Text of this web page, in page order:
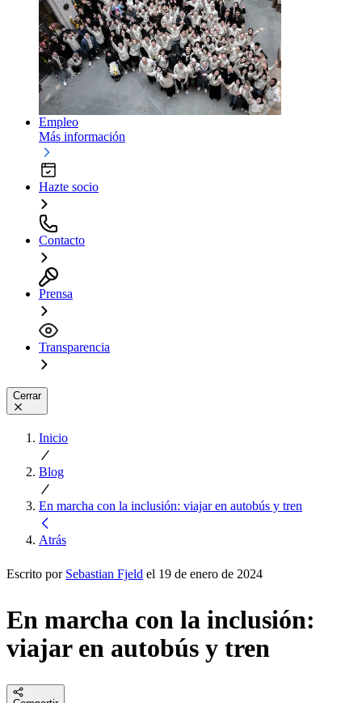
Empleo
Más información
Hazte socio
Contacto
Prensa
Transparencia
Cerrar
Inicio
Blog
En marcha con la inclusión: viajar en autobús y tren
Atrás
Escrito por Sebastian Fjeld el 19 de enero de 2024
En marcha con la inclusión:
viajar en autobús y tren